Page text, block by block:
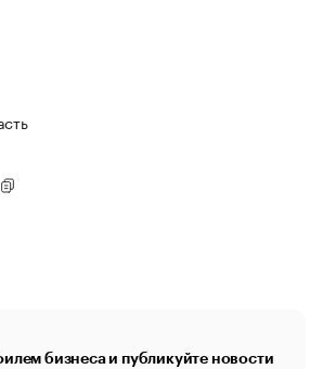
бизнеса и публикуйте новости